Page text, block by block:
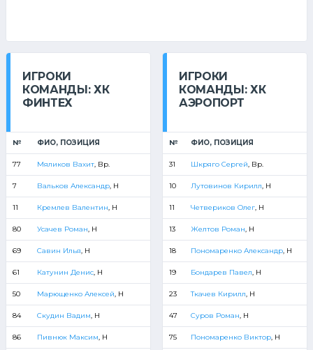
ИГРОКИ
КОМАНДЫ: ХК
ФИНТЕХ
№ ФИО, ПОЗИЦИЯ
77 Мяликов Вахит, Вр.
7 Вальков Александр, Н
11 Кремлев Валентин, Н
80 Усачев Роман, Н
69 Савин Илья, Н
61 Катунин Денис, Н
50 Марющенко Алексей, Н
84 Скудин Вадим, Н
86 Пивнюк Максим, Н
ИГРОКИ
КОМАНДЫ: ХК
АЭРОПОРТ
№ ФИО, ПОЗИЦИЯ
31 Шкряго Сергей, Вр.
10 Лутовинов Кирилл, Н
11 Четвериков Олег, Н
13 Желтов Роман, Н
18 Пономаренко Александр, Н
19 Бондарев Павел, Н
23 Ткачев Кирилл, Н
47 Суров Роман, Н
75 Пономаренко Виктор, Н